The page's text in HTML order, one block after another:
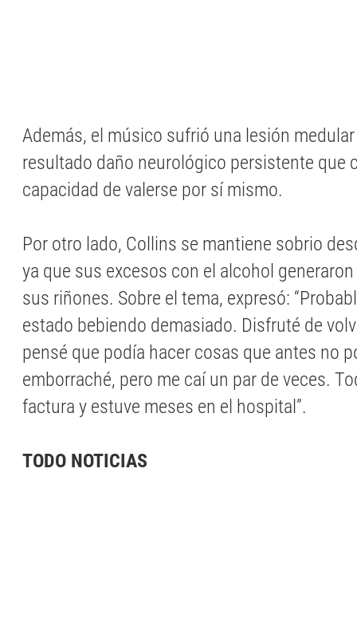
Además, el músico sufrió una lesión
resultado daño neurológico persistente que
capacidad de valerse por sí mismo.
Por otro lado, Collins se mantiene sobrio
ya que sus excesos con el alcohol
sus riñones. Sobre el tema, expresó:
estado bebiendo demasiado. Disfruté de
pensé que podía hacer cosas que antes no
emborraché, pero me caí un par de veces.
factura y estuve meses en el hospital”.
TODO NOTICIAS